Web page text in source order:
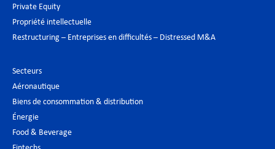
Private Equity
Propriété intellectuelle
Restructuring – Entreprises en difficultés – Distressed M&A
Secteurs
Aéronautique
Biens de consommation & distribution
Énergie
Food & Beverage